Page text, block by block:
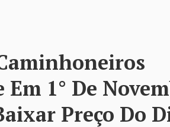
1° De
Preço Do